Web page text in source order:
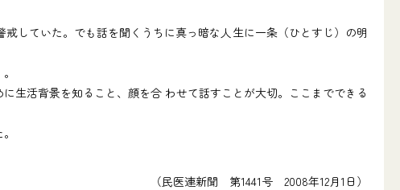
していた。でも話を聞くうちに真っ暗な人生に一条（ひとすじ）の明
生活背景を知ること、顔を合 わせて話すことが大切。ここまでできる
（民医連新聞 第1441号 2008年12月1日）